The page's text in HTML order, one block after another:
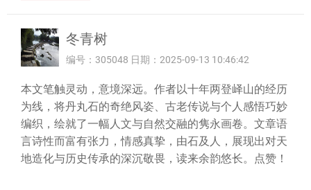
冬青树
编号：305048 日期：2025-09-13 10:46:42
本文笔触灵动，意境深远。作者以十年两登峄山的经历
为线，将丹丸石的奇绝风姿、古老传说与个人感悟巧妙
编织，绘就了一幅人文与自然交融的隽永画卷。文章语
言诗性而富有张力，情感真挚，由石及人，展现出对天
地造化与历史传承的深沉敬畏，读来余韵悠长。点赞！